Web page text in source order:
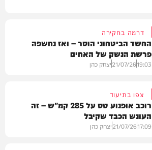
דרמה בחקירה
החשד הביטחוני הוסר – ואז נחשפה
פרשת הנשק של האחים
19:03
21/07/26יצחק כהן
צפו בתיעוד
רוכב אופנוע טס על 285 קמ"ש – זה
העונש הכבד שקיבל
17:09
21/07/26יצחק כהן